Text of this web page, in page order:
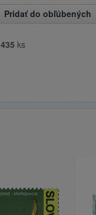
Pridať do obľúbených
435 ks